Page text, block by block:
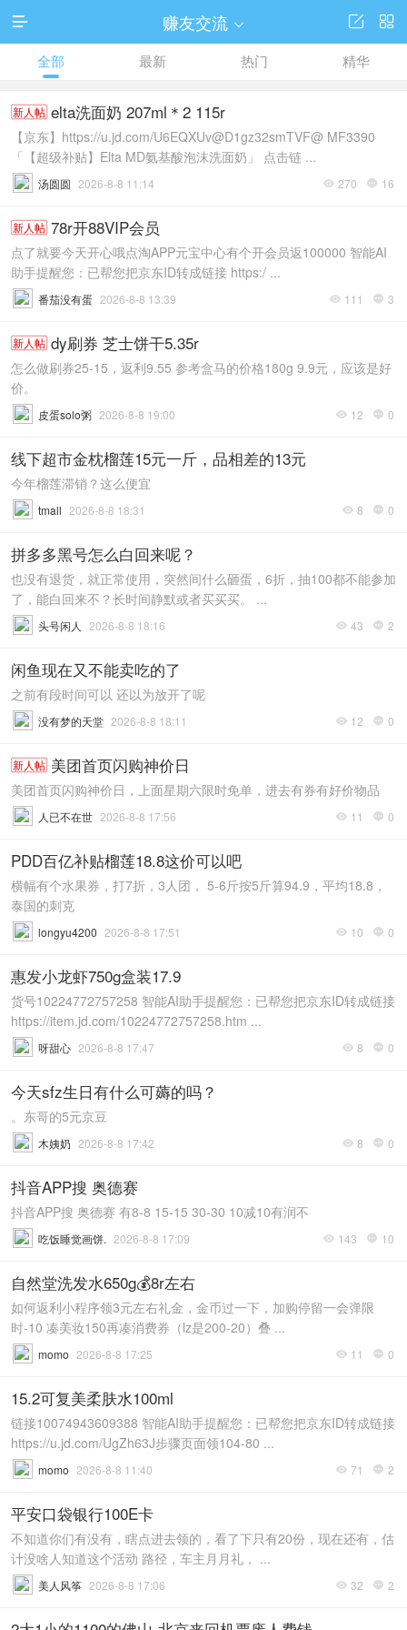
 赚友交流  

全部 最新 热门 精华
新人帖 elta洗面奶 207ml＊2 115r
【京东】https://u.jd.com/U6EQXUv@D1gz32smTVF@ MF3390
「【超级补贴】Elta MD氨基酸泡沫洗面奶」 点击链 ...
 270  16
汤圆圆 2026-8-8 11:14
新人帖 78r开88VIP会员
点了就要今天开心哦点淘APP元宝中心有个开会员返100000 智能AI
助手提醒您：已帮您把京东ID转成链接 https:/ ...
 111  3
番茄没有蛋 2026-8-8 13:39
新人帖 dy刷券 芝士饼干5.35r
怎么做刷券25-15，返利9.55 参考盒马的价格180g 9.9元，应该是好
价。
 12  0
皮蛋solo粥 2026-8-8 19:00
线下超市金枕榴莲15元一斤，品相差的13元
今年榴莲滞销？这么便宜
 8  0
tmall 2026-8-8 18:31
拼多多黑号怎么白回来呢？
也没有退货，就正常使用，突然间什么砸蛋，6折，抽100都不能参加
了，能白回来不？长时间静默或者买买买。 ...
 43  2
头号闲人 2026-8-8 18:16
闲鱼现在又不能卖吃的了
之前有段时间可以 还以为放开了呢
 12  0
没有梦的天堂 2026-8-8 18:11
新人帖 美团首页闪购神价日
美团首页闪购神价日，上面星期六限时免单，进去有券有好价物品
 11  0
人已不在世 2026-8-8 17:56
PDD百亿补贴榴莲18.8这价可以吧
横幅有个水果券，打7折，3人团， 5-6斤按5斤算94.9，平均18.8，
泰国的刺克
 10  0
longyu4200 2026-8-8 17:51
惠发小龙虾750g盒装17.9
货号10224772757258 智能AI助手提醒您：已帮您把京东ID转成链接
https://item.jd.com/10224772757258.htm ...
 8  0
呀甜心 2026-8-8 17:47
今天sfz生日有什么可薅的吗？
。东哥的5元京豆
 8  0
木姨奶 2026-8-8 17:42
抖音APP搜 奥德赛
抖音APP搜 奥德赛 有8-8 15-15 30-30 10减10有润不
 143  10
吃饭睡觉画饼. 2026-8-8 17:09
自然堂洗发水650g💰8r左右
如何返利小程序领3元左右礼金，金币过一下，加购停留一会弹限
时-10 凑美妆150再凑消费券（lz是200-20）叠 ...
 11  0
momo 2026-8-8 17:25
15.2可复美柔肤水100ml
链接10074943609388 智能AI助手提醒您：已帮您把京东ID转成链接
https://u.jd.com/UgZh63J步骤页面领104-80 ...
 71  2
momo 2026-8-8 11:40
平安口袋银行100E卡
不知道你们有没有，瞎点进去领的，看了下只有20份，现在还有，估
计没啥人知道这个活动 路径，车主月月礼， ...
 32  2
美人风筝 2026-8-8 17:06